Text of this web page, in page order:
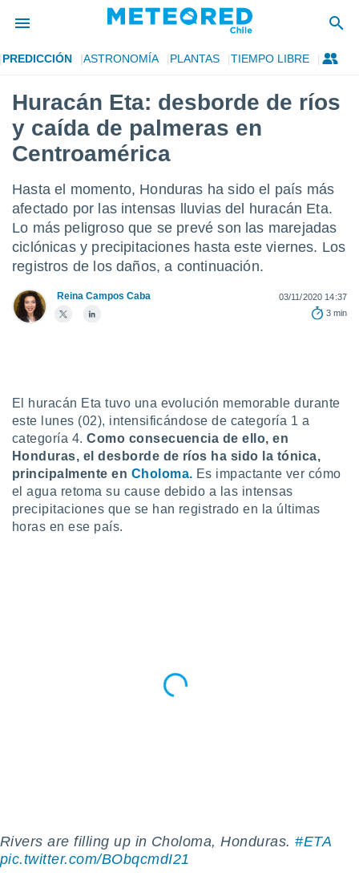
de
por
para
la
calidad.
a este
las
y
digital
seguir
contenido
coste.
botón
a la
ACEPTAR
CONTINUAR
CONFIGURACIÓN
PREDICCIÓN ASTRONOMÍA PLANTAS TIEMPO LIBRE
Huracán Eta: desborde de ríos
y caída de palmeras en
Centroamérica
Hasta el momento, Honduras ha sido el país más
afectado por las intensas lluvias del huracán Eta.
Lo más peligroso que se prevé son las marejadas
ciclónicas y precipitaciones hasta este viernes. Los
registros de los daños, a continuación.
Reina Campos Caba
03/11/2020 14:37
3 min
El huracán Eta tuvo una evolución memorable durante
este lunes (02), intensificándose de categoría 1 a
categoría 4.Como consecuencia de ello, en
Honduras, el desborde de ríos ha sido la tónica,
principalmente en Choloma. Es impactante ver cómo
el agua retoma su cause debido a las intensas
precipitaciones que se han registrado en la últimas
horas en ese país.
Rivers are filling up in Choloma, Honduras.#ETA
pic.twitter.com/BObqcmdI21